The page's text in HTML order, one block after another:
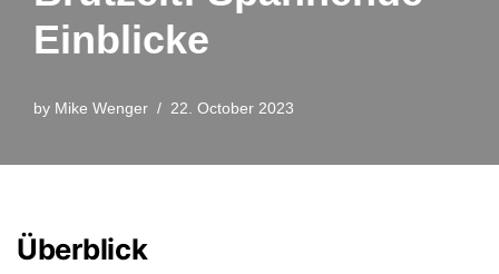
Einblicke
by Mike Wenger 22. October 2023
Überblick